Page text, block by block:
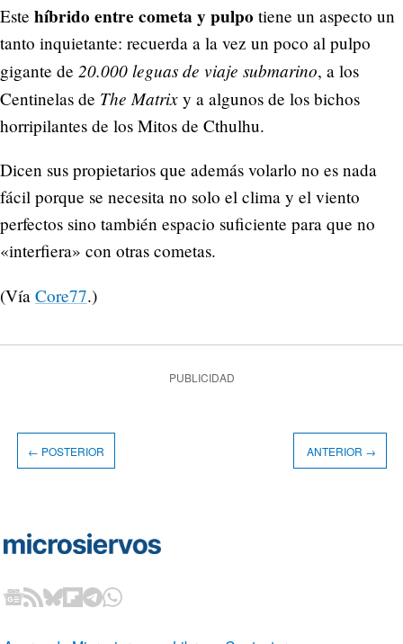
Este híbrido entre cometa y pulpo tiene un aspecto un
tanto inquietante: recuerda a la vez un poco al pulpo
gigante de 20.000 leguas de viaje submarino, a los
Centinelas de The Matrix y a algunos de los bichos
horripilantes de los Mitos de Cthulhu.
Dicen sus propietarios que además volarlo no es nada
fácil porque se necesita no solo el clima y el viento
perfectos sino también espacio suficiente para que no
«interfiera» con otras cometas.
(Vía Core77.)
PUBLICIDAD
← POSTERIOR ANTERIOR →